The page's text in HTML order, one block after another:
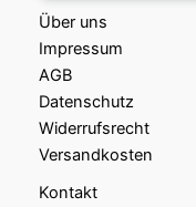
Über uns
Impressum
AGB
Datenschutz
Widerrufsrecht
Versandkosten
Kontakt